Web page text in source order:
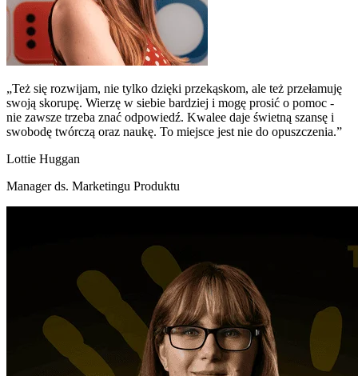
„Też się rozwijam, nie tylko dzięki przekąskom, ale też przełamuję
swoją skorupę. Wierzę w siebie bardziej i mogę prosić o pomoc -
nie zawsze trzeba znać odpowiedź. Kwalee daje świetną szansę i
swobodę twórczą oraz naukę. To miejsce jest nie do opuszczenia.”
Lottie Huggan
Manager ds. Marketingu Produktu